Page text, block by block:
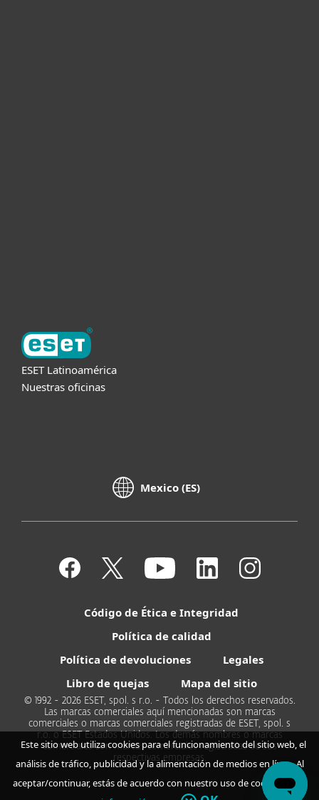
ESET Latinoamérica
Nuestras oficinas
Mexico (ES)
Código de Ética e Integridad
Política de calidad
Política de devoluciones
Legales
Libro de quejas
Mapa del sitio
© 1992 - 2026 ESET, spol. s r.o. - Todos los derechos reservados.
Las marcas comerciales aquí mencionadas son marcas
comerciales o marcas comerciales registradas de ESET, spol. s
r.o. o ESET Estados Unidos. Los demás nombres o marcas
comerciales son marcas comerciales registradas de sus
respectivas empresas.
Este sitio web utiliza cookies para el funcionamiento del sitio web, el
análisis de tráfico, publicidad y la alimentación de medios en línea. Al
aceptar/continuar, estás de acuerdo con nuestro uso de cookies.
Más